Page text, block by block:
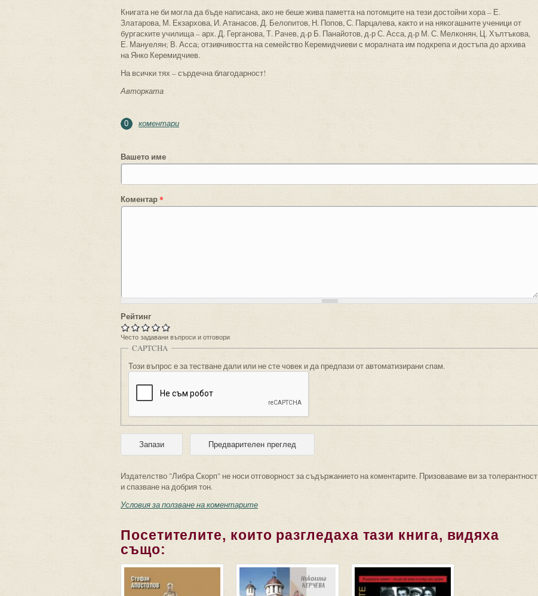
Книгата не би могла да бъде написана, ако не беше жива паметта на потомците на тези достойни хора – Е.
Златарова, М. Екзархова, И. Атанасов, Д. Белопитов, Н. Попов, С. Парцалева, както и на някогашните ученици от
бургаските училища – арх. Д. Герганова, Т. Рачев, д-р Б. Панайотов, д-р С. Асса, д-р М. С. Мелконян, Ц. Хълтъкова,
Е. Мануелян; В. Асса; отзивчивостта на семейство Керемидчиеви с моралната им подкрепа и достъпа до архива
на Янко Керемидчиев.
На всички тях – сърдечна благодарност!
Авторката
0 коментари
Вашето име
Коментар*
Рейтинг
Често задавани въпроси и отговори
CAPTCHA
Този въпрос е за тестване дали или не сте човек и да предпази от автоматизирани спам.
Издателство "Либра Скорп" не носи отговорност за съдържанието на коментарите. Призоваваме ви за толерантност
и спазване на добрия тон.
Условия за ползване на коментарите
Посетителите, които разгледаха тази книга, видяха
също: